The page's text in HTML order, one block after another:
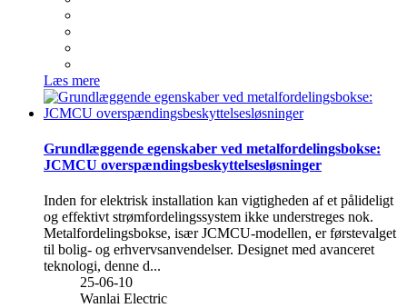
Læs mere
Grundlæggende egenskaber ved metalfordelingsbokse:
JCMCU overspændingsbeskyttelsesløsninger
Inden for elektrisk installation kan vigtigheden af ​​et pålideligt
og effektivt strømfordelingssystem ikke understreges nok.
Metalfordelingsbokse, især JCMCU-modellen, er førstevalget
til bolig- og erhvervsanvendelser. Designet med avanceret
teknologi, denne d...
25-06-10
Wanlai Electric